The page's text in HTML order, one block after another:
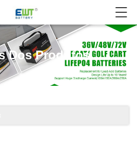
Dos Produtos